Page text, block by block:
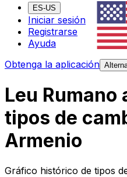
ES-US
Iniciar sesión
Registrarse
Ayuda
Obtenga la aplicación
Leu
tipos de
Armenio
Gráfico histórico de tipos